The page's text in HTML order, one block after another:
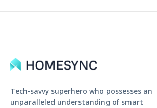
Tech-savvy superhero who possesses an
unparalleled understanding of smart